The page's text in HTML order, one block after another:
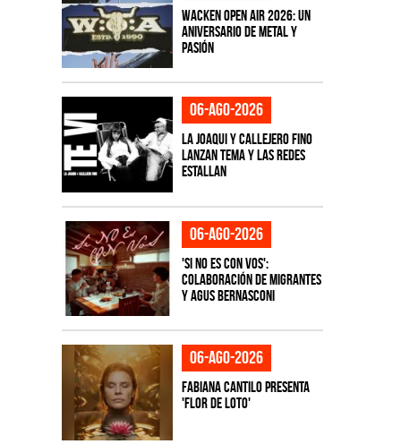
Wacken Open Air 2026: Un
aniversario de metal y
pasión
06-ago-2026
La Joaqui y Callejero Fino
lanzan tema y las redes
estallan
06-ago-2026
'Si No Es Con Vos':
colaboración de Migrantes
y Agus Bernasconi
06-ago-2026
Fabiana Cantilo presenta
'Flor de Loto'